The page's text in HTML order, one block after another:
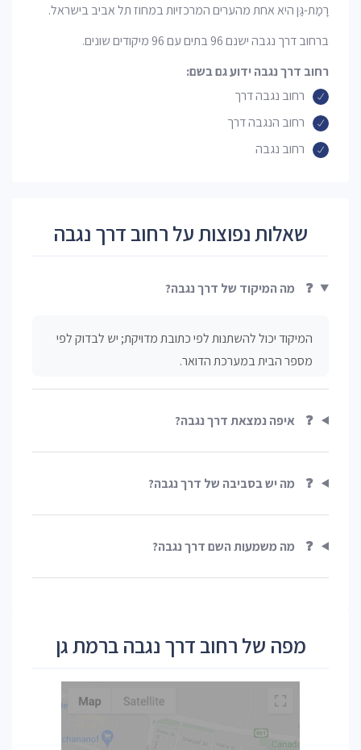
רָמַת-גַּן היא אחת מהערים המרכזיות במחוז תל אביב בישראל.
ברחוב דרך נגבה ישנם 96 בתים עם 96 מיקודים שונים.
רחוב דרך נגבה ידוע גם בשם:
רחוב נגבה דרך
רחוב הנגבה דרך
רחוב נגבה
שאלות נפוצות על רחוב דרך נגבה
❓ מה המיקוד של דרך נגבה?
המיקוד יכול להשתנות לפי כתובת מדויקת; יש לבדוק לפי
מספר הבית במערכת הדואר.
❓ איפה נמצאת דרך נגבה?
❓ מה יש בסביבה של דרך נגבה?
❓ מה משמעות השם דרך נגבה?
מפה של רחוב דרך נגבה ברמת גן